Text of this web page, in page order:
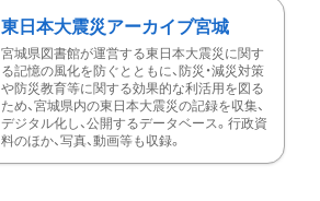
東日本大震災アーカイブ宮城
宮城県図書館が運営する東日本大震災に関す
る記憶の風化を防ぐとともに、防災・減災対策
や防災教育等に関する効果的な利活用を図る
ため、宮城県内の東日本大震災の記録を収集、
デジタル化し、公開するデータベース。行政資
料のほか、写真、動画等も収録。